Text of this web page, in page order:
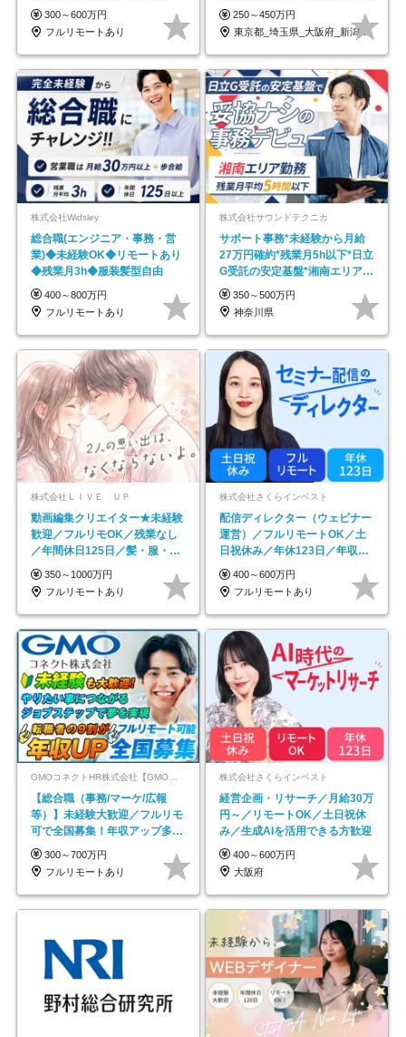
在宅勤務手当あり
300～600万円
フルリモートあり
なし
250～450万円
東京都_埼玉県_大阪府_新潟県_福岡県
株式会社Widsley
総合職(エンジニア・事務・営
業)◆未経験OK◆リモートあり
◆残業月3h◆服装髪型自由
400～800万円
フルリモートあり
株式会社サウンドテクニカ
サポート事務*未経験から月給
27万円確約*残業月5h以下*日立
G受託の安定基盤*湘南エリア勤
務
350～500万円
神奈川県
株式会社ＬＩＶＥ ＵＰ
動画編集クリエイター★未経験
歓迎／フルリモOK／残業なし
／年間休日125日／髪・服・ネ
イル自由／研修充実で安心
350～1000万円
フルリモートあり
株式会社さくらインベスト
配信ディレクター（ウェビナー
運営）／フルリモートOK／土
日祝休み／年休123日／年収
600万円可
400～600万円
フルリモートあり
GMOコネクトHR株式会社【GMOインターネットグループ】
【総合職（事務/マーケ/広報
等）】未経験大歓迎／フルリモ
可で全国募集！年収アップ多数
★年休最大130日★
300～700万円
フルリモートあり
株式会社さくらインベスト
経営企画・リサーチ／月給30万
円～／リモートOK／土日祝休
み／生成AIを活用できる方歓迎
400～600万円
大阪府